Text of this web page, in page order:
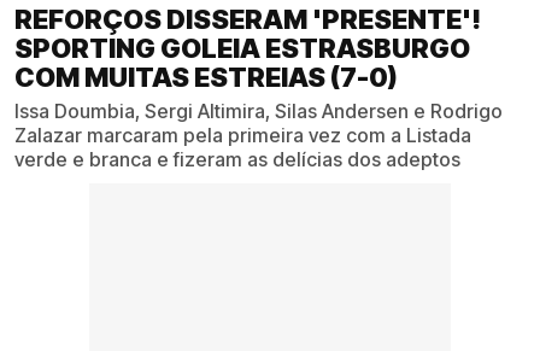
REFORÇOS DISSERAM 'PRESENTE'!
SPORTING GOLEIA ESTRASBURGO
COM MUITAS ESTREIAS (7-0)
Issa Doumbia, Sergi Altimira, Silas Andersen e Rodrigo
Zalazar marcaram pela primeira vez com a Listada
verde e branca e fizeram as delícias dos adeptos